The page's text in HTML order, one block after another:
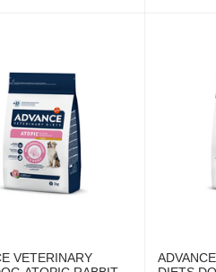
VETERINARY